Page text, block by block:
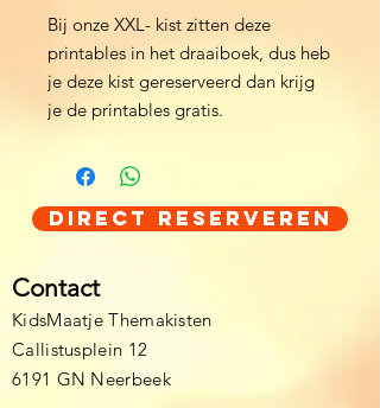
Bij onze XXL- kist zitten deze
printables in het draaiboek, dus heb
je deze kist gereserveerd dan krijg
je de printables gratis.
Direct Reserveren
Contact
KidsMaatje Themakisten
Callistusplein 12
6191 GN Neerbeek